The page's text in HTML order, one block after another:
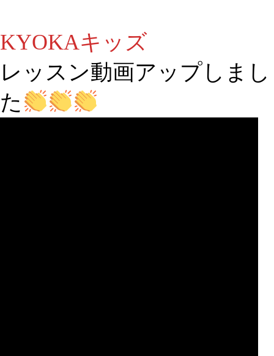
KYOKAキッズ
レッスン動画アップしまし
た